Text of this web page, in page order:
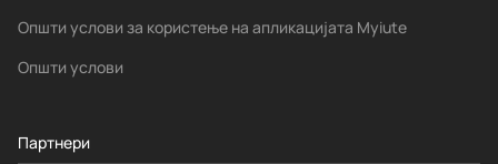
Општи услови за користење на апликацијата Myiute
Општи услови
Партнери